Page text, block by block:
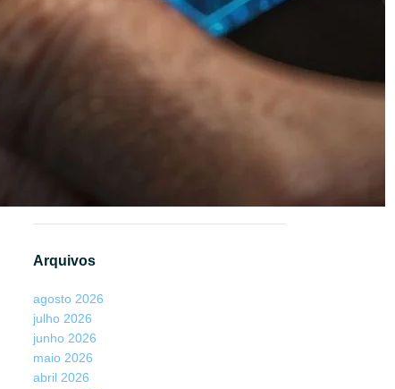
Invadem a Câmera do Celular e Enganam
Henrique Sérgio Gutierrez da Costaem
Biometria para Previdência: 9 fraudes
Além da Lente: Como
Arquivos
agosto 2026
julho 2026
junho 2026
maio 2026
abril 2026